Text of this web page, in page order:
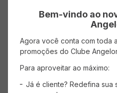
Cerveja HANDWERK Ipa Puro
Malte 355ml
Bem-vindo ao
Agora você conta com toda
promoções do Clube
Para aproveitar ao máximo:
Já é cliente? Redefina sua